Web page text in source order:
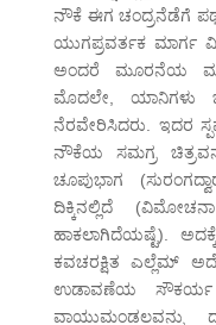
ನೌಕೆ ಈಗ ಚಂದ್ರನೆಡೆಗೆ
ಯುಗಪ್ರವರ್ತಕ ಮಾರ್ಗ
ಅಂದರೆ ಮೂರನೆಯ
ಮೊದಲೇ, ಯಾನಿಗಳು
ನೆರವೇರಿಸಿದರು. ಇದರ
ನೌಕೆಯ ಸಮಗ್ರ
ಚೂಪುಭಾಗ
ದಿಕ್ಕಿನಲ್ಲಿದೆ
ಹಾಕಲಾಗಿದೆಯಷ್ಟೆ).
ಕವಚರಕ್ಷಿತ ಎಲ್ಲೆಮ್
ಉಡಾವಣೆಯ ಸೌಕರ್ಯ
ವಾಯುಮಂಡಲವನ್ನು